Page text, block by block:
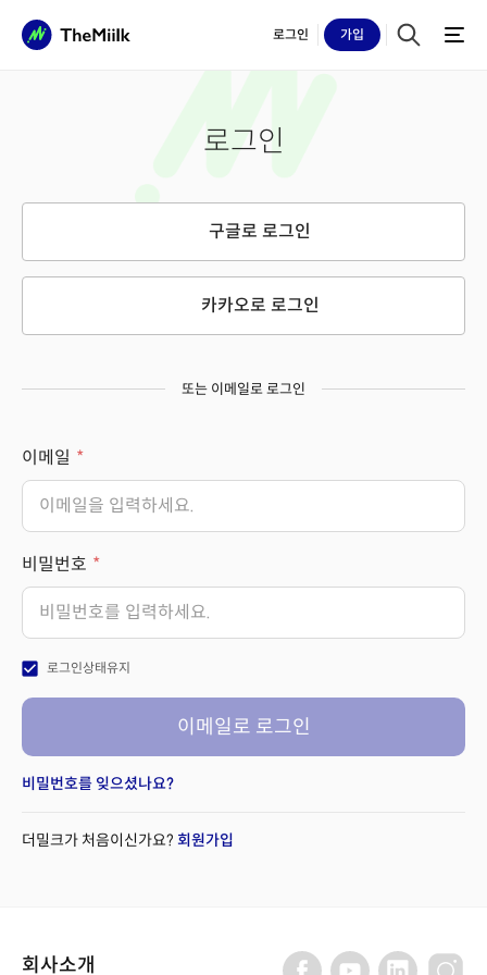
로그인 가입
로그인
구글로 로그인
카카오로 로그인
또는 이메일로 로그인
이메일
비밀번호
check_box 로그인상태유지
이메일로 로그인
비밀번호를 잊으셨나요?
더밀크가 처음이신가요? 회원가입
회사소개